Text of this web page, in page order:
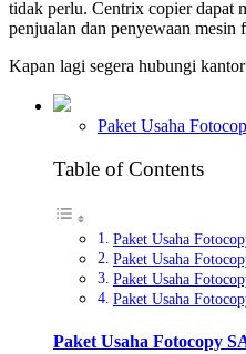
tidak perlu. Centrix copier dapat
penjualan dan penyewaan mesin
Kapan lagi segera hubungi
Paket Usaha
Table of Contents
Paket Usaha
Paket Usaha
Paket Usaha
Paket Usaha
Paket Usaha Fotocopy